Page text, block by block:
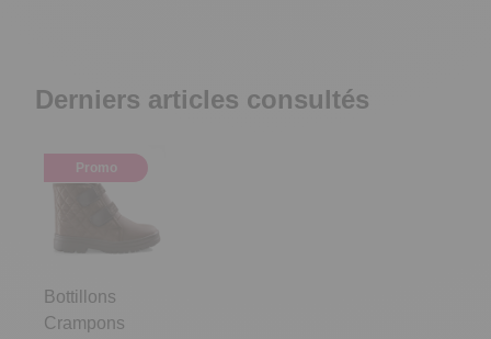
Derniers articles consultés
Promo
Bottillons
Crampons